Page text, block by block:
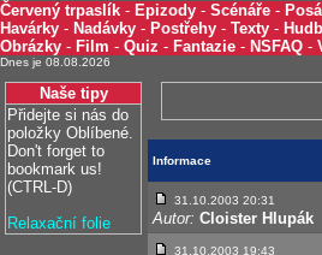
Červený trpaslík - Epizody - Scénáře -
Havárky - Nadávky - Postřehy - Texty -
Obrázky - Film - Quiz - Fantazie - NSFAQ -
Dnes je 08.08.2026
Naše tipy
Přidejte si nás do
položky Oblíbené.
Don't forget to
bookmark us!
(CTRL-D)
Relaxační folie
Informace
31.10.2003 20:31
Autor: Cloister Hlupák
31.10.2003 19:43